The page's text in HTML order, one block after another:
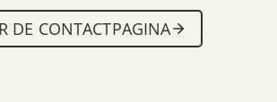
DE CONTACTPAGINA